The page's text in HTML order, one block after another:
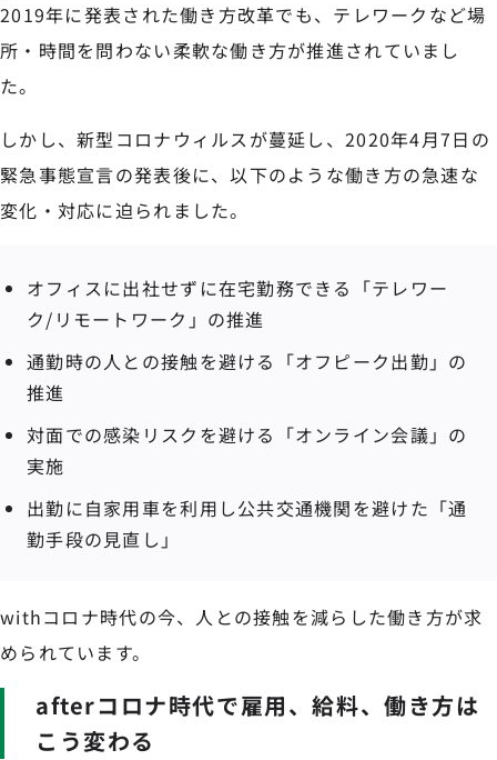
2019年に発表された働き方改革でも、テレワークなど場
所・時間を問わない柔軟な働き方が推進されていまし
た。
しかし、新型コロナウィルスが蔓延し、2020年4月7日の
緊急事態宣言の発表後に、以下のような働き方の急速な
変化・対応に迫られました。
オフィスに出社せずに在宅勤務できる「テレワー
ク/リモートワーク」の推進
通勤時の人との接触を避ける「オフピーク出勤」の
推進
対面での感染リスクを避ける「オンライン会議」の
実施
出勤に自家用車を利用し公共交通機関を避けた「通
勤手段の見直し」
withコロナ時代の今、人との接触を減らした働き方が求
められています。
afterコロナ時代で雇用、給料、働き方は
こう変わる